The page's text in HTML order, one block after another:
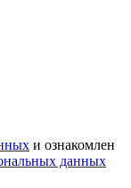
и ознакомлен
данных